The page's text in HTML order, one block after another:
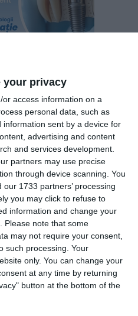
your privacy
or access information on a
personal data, such as
sent by a device for
advertising and content
and services development.
partners may use precise
through device scanning. You
1733 partners’ processing
you may click to refuse to
information and change your
Please note that some
may not require your consent,
such processing. Your
only. You can change your
at any time by returning
button at the bottom of the
termice în câteva zone din
sursă în Google
pe Google News
ne pe Whatsapp
articolul?